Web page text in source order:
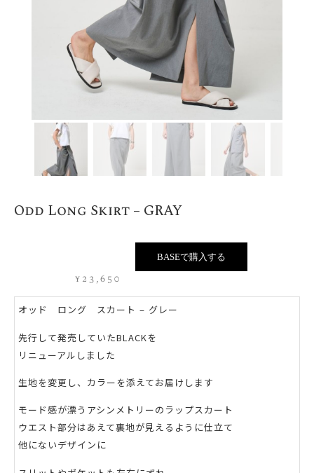
Odd Long Skirt – GRAY
¥23,650
BASEで購入する
オッド ロング スカート – グレー
先行して発売していたBLACKを
リニューアルしました
生地を変更し、カラーを添えてお届けします
モード感が漂うアシンメトリーのラップスカート
ウエスト部分はあえて裏地が見えるように仕立て
他にないデザインに